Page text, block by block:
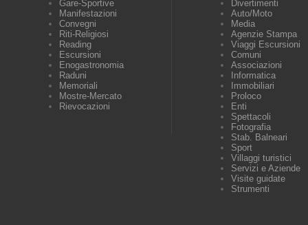
Gare-Sportive
Manifestazioni
Convegni
Riti-Religiosi
Reading
Escursioni
Enogastronomia
Raduni
Memoriali
Mostre-Mercato
Rievocazioni
Divertimenti
Auto/Moto
Media
Agenzie Stampa
Viaggi Escursioni
Comuni
Associazioni
Informatica
Immobiliari
Proloco
Enti
Spettacoli
Fotografia
Stab. Balneari
Sport
Villaggi turistici
Servizi e Aziende
Visite guidate
Strumenti